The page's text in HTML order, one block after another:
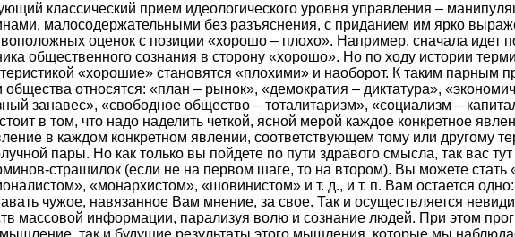
классический прием идеологического уровня управления –
малосодержательными без разъяснения, с приданием им ярко
оценок с позиции «хорошо – плохо». Например, сначала идет
общественного сознания в сторону «хорошо». Но по ходу истории
«хорошие» становятся «плохими» и наоборот. К таким парным
общества относятся: «план – рынок», «демократия – диктатура»,
занавес», «свободное общество – тоталитаризм», «социализм –
в том, что надо наделить четкой, ясной мерой каждое конкретное
в каждом конкретном явлении, соответствующем тому или другому
пары. Но как только вы пойдете по пути здравого смысла, так вас
страшилок (если не на первом шаге, то на втором). Вы можете
«монархистом», «шовинистом» и т. д., и т. п. Вам остается
чужое, навязанное Вам мнение, за свое. Так и осуществляется
массовой информации, парализуя волю и сознание людей. При этом
так и будущие результаты этого мышления, которые мы